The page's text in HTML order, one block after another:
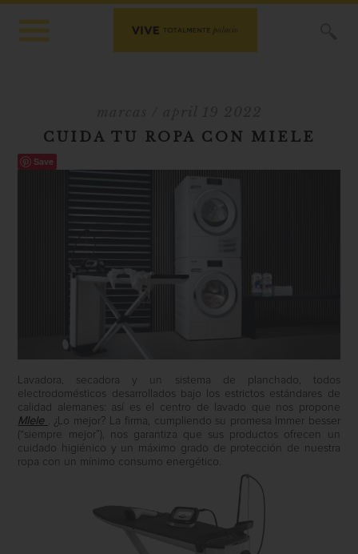
CUIDA TU ROPA CON MIELE
Save
Lavadora, secadora y un sistema de planchado, todos
electrodomésticos desarrollados bajo los estrictos estándares de
calidad alemanes: así es el centro de lavado que nos propone
MIele . ¿Lo mejor? La firma, cumpliendo su promesa Immer besser
(“siempre mejor”), nos garantiza que sus productos ofrecen un
cuidado higiénico y un máximo grado de protección de nuestra
ropa con un mínimo consumo energético.